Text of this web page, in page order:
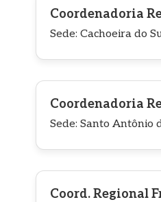
Coordenadoria
Sede: Cachoeira do
Coordenadoria
Sede: Santo Antônio
Coord. Regional